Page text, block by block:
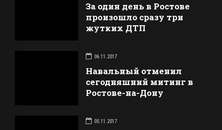
За один день в Ростове
произошло сразу три
жутких ДТП
06.11.2017
Навальный отменил
сегодняшний митинг в
Ростове-на-Дону
05.11.2017